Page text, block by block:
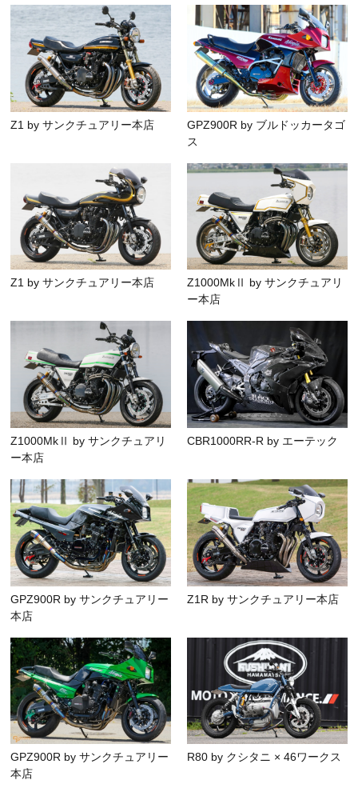
Z1 by サンクチュアリー本店
GPZ900R by ブルドッカータゴ
ス
Z1 by サンクチュアリー本店
Z1000MkⅡ by サンクチュアリ
ー本店
Z1000MkⅡ by サンクチュアリ
ー本店
CBR1000RR-R by エーテック
GPZ900R by サンクチュアリー
本店
Z1R by サンクチュアリー本店
GPZ900R by サンクチュアリー
本店
R80 by クシタニ × 46ワークス